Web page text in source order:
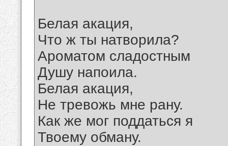
Белая акация,
Что ж ты натворила?
Ароматом сладостным
Душу напоила.
Белая акация,
Не тревожь мне рану.
Как же мог поддаться я
Твоему обману.